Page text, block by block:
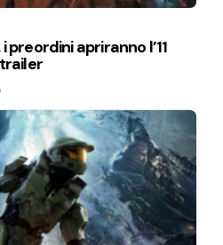
preordini apriranno l’11